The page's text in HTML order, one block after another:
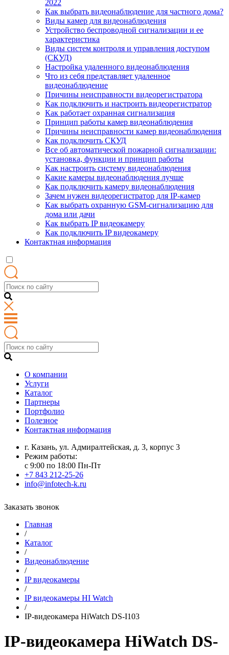
2022
Как выбрать видеонаблюдение для частного дома?
Виды камер для видеонаблюдения
Устройство беспроводной сигнализации и ее
характеристика
Виды систем контроля и управления доступом
(СКУД)
Настройка удаленного видеонаблюдения
Что из себя представляет удаленное
видеонаблюдение
Причины неисправности видеорегистратора
Как подключить и настроить видеорегистратор
Как работает охранная сигнализация
Принцип работы камер видеонаблюдения
Причины неисправности камер видеонаблюдения
Как подключить СКУД
Все об автоматической пожарной сигнализации:
установка, функции и принцип работы
Как настроить систему видеонаблюдения
Какие камеры видеонаблюдения лучше
Как подключить камеру видеонаблюдения
Зачем нужен видеорегистратор для IP-камер
Как выбрать охранную GSM-сигнализацию для
дома или дачи
Как выбрать IP видеокамеру
Как подключить IP видеокамеру
Контактная информация
О компании
Услуги
Каталог
Партнеры
Портфолио
Полезное
Контактная информация
г. Казань, ул. Адмиралтейская, д. 3, корпус 3
Режим работы:
с 9:00 по 18:00 Пн-Пт
+7 843 212-25-26
info@infotech-k.ru
Заказать звонок
Главная
/
Каталог
/
Видеонаблюдение
/
IP видеокамеры
/
IP видеокамеры HI Watch
/
IP-видеокамера HiWatch DS-I103
IP-видеокамера HiWatch DS-